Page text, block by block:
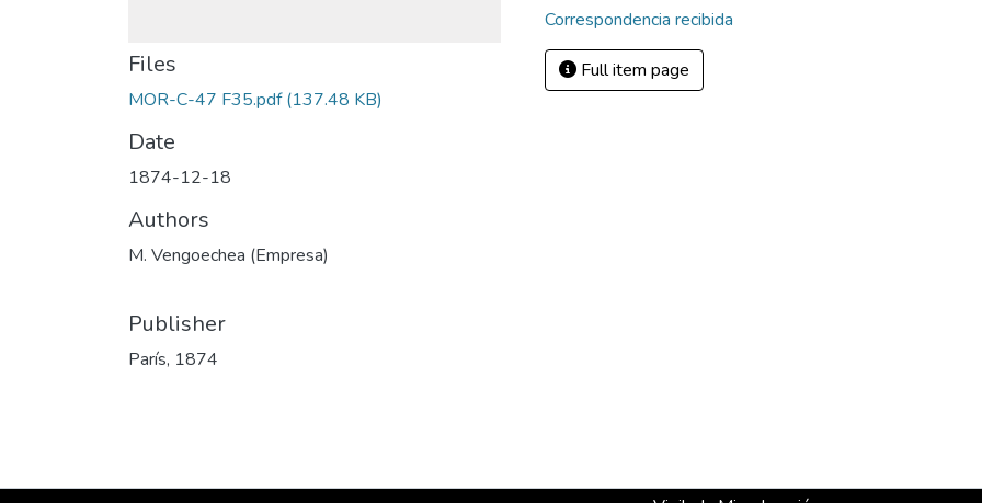
Files
MOR-C-47 F35.pdf(137.48 KB)
Date
1874-12-18
Authors
M. Vengoechea (Empresa)
Publisher
París, 1874
Correspondencia recibida
Full item page